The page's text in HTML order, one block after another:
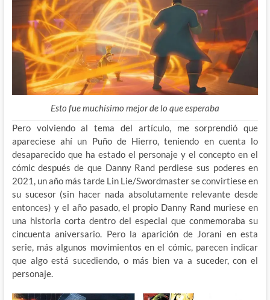
Esto fue muchísimo mejor de lo que esperaba
Pero volviendo al tema del artículo, me sorprendió que
apareciese ahí un Puño de Hierro, teniendo en cuenta lo
desaparecido que ha estado el personaje y el concepto en el
cómic después de que Danny Rand perdiese sus poderes en
2021, un año más tarde Lin Lie/Swordmaster se convirtiese en
su sucesor (sin hacer nada absolutamente relevante desde
entonces) y el año pasado, el propio Danny Rand muriese en
una historia corta dentro del especial que conmemoraba su
cincuenta aniversario. Pero la aparición de Jorani en esta
serie, más algunos movimientos en el cómic, parecen indicar
que algo está sucediendo, o más bien va a suceder, con el
personaje.